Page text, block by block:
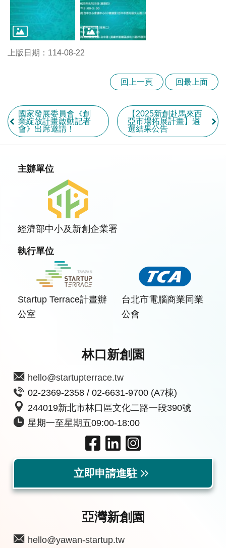
上版日期：114-08-22
回上一頁 回最上面
國家發展委員會《創
業綻放計畫啟動記者
會》出席邀請！
【2025新創赴馬來西
亞市場拓展計畫】遴
選結果公告
主辦單位
經濟部中小及新創企業署
執行單位
Startup Terrace計畫辦
公室
台北市電腦商業同業
公會
林口新創園
hello@startupterrace.tw
02-2369-2358 / 02-6631-9700 (A7棟)
244019新北市林口區文化二路一段390號
星期一至星期五09:00-18:00
立即申請進駐
亞灣新創園
hello@yawan-startup.tw